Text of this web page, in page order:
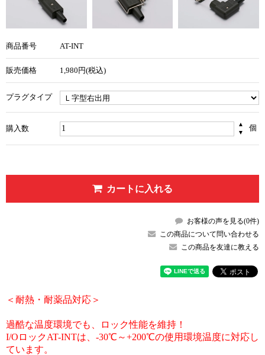
商品番号 AT-INT
販売価格 1,980円(税込)
プラグタイプ
購入数
▲
▼
個
カートに入れる
お客様の声を見る(0件)
この商品について問い合わせる
この商品を友達に教える
＜耐熱・耐薬品対応＞
過酷な温度環境でも、ロック性能を維持！
I/OロックAT-INTは、-30℃～+200℃の使用環境温度に対応し
ています。